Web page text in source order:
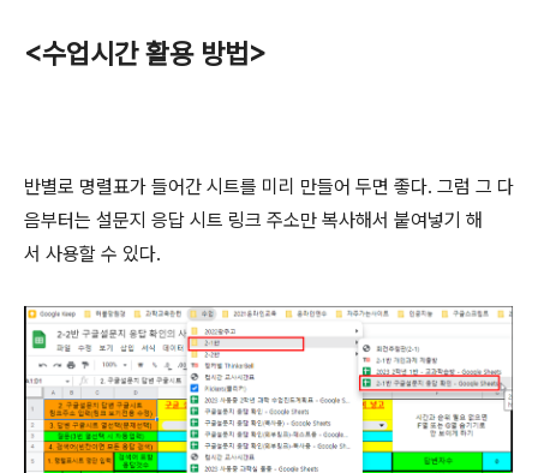
<수업시간 활용 방법>
반별로 명렬표가 들어간 시트를 미리 만들어 두면 좋다. 그럼 그 다
음부터는 설문지 응답 시트 링크 주소만 복사해서 붙여넣기 해
서 사용할 수 있다.